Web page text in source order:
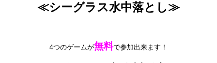
≪シーグラス水中落とし≫
4つのゲームが無料で参加出来ます！